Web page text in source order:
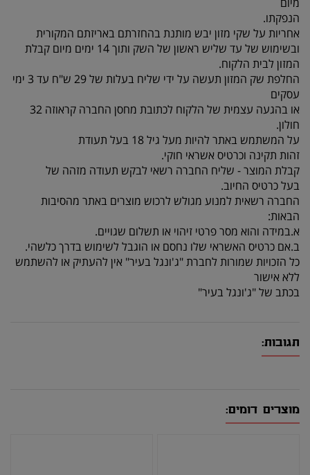
הנפקתו.
אחריות על שקי מזון יבש מותנת בהחזרתם באריזתם המקורית
ובשימוש של עד שליש ראשון של השק ותוך 14 ימים מיום קבלת
המזון לבית הלקוח.
החלפת שק המזון תעשה על ידי שליח בעלות של 29 ש"ח עד 3 ימי
עסקים
או בהגעה עצמית של הלקוח לכתובת מחסן החברה קראוזה 32
חולון.
על המשתמש באתר להיות מעל גיל 18 בעל תעודת
זהות תקינה וכרטיס אשראי חוקי.
קבלת המוצר - שליח החברה רשאי לבקש תעודה מזהה של
בעל כרטיס החיוב.
החברה רשאית למנוע מגולש לרכוש מוצרים באתר מהסיבות
הבאות:
א.במידה והוא מסר פרטי זיהוי או תשלום שגויים.
ב.אם כרטיס האשראי שלו נחסם או הוגבל לשימוש בדרך כלשהי.
כל הזכויות שמורות לחברת "ג'ונגל בעיר" אין להעתיק או להשתמש
ללא אישור
בכתב של "ג'ונגל בעיר"
תגובות:
מוצרים דומים: